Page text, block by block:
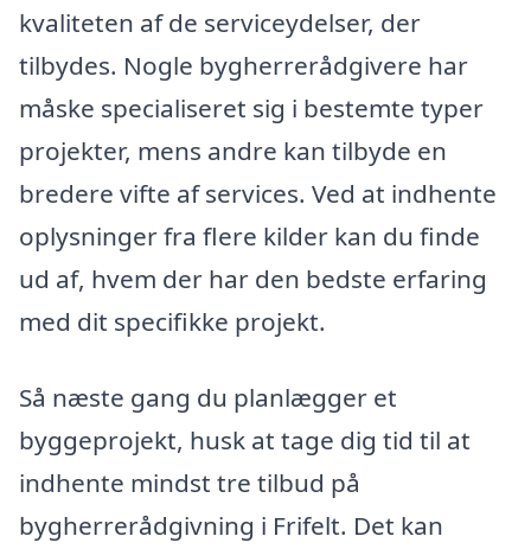
kvaliteten af de serviceydelser, der
tilbydes. Nogle bygherrerådgivere har
måske specialiseret sig i bestemte typer
projekter, mens andre kan tilbyde en
bredere vifte af services. Ved at indhente
oplysninger fra flere kilder kan du finde
ud af, hvem der har den bedste erfaring
med dit specifikke projekt.
Så næste gang du planlægger et
byggeprojekt, husk at tage dig tid til at
indhente mindst tre tilbud på
bygherrerådgivning i Frifelt. Det kan